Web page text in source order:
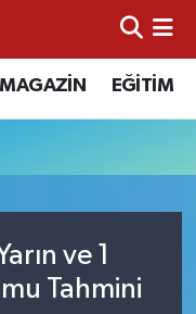
MAGAZİN EĞİTİM
ve 1
Tahmini